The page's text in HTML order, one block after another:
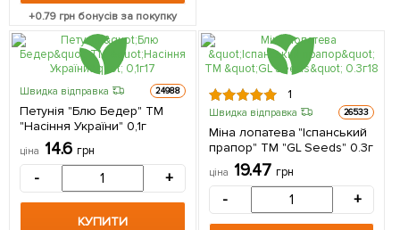
+0.79 грн бонусів за покупку
Швидка відправка 24988
Петунія "Блю Бедер" ТМ
"Насіння України" 0,1г
ціна 14.6 грн
- +
КУПИТИ
1
Швидка відправка 26533
Міна лопатева "Іспанський
прапор" ТМ "GL Seeds" 0.3г
ціна 19.47 грн
- +